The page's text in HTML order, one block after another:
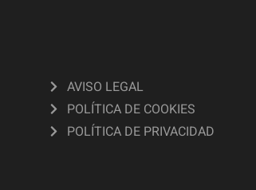
AVISO LEGAL
POLÍTICA DE COOKIES
POLÍTICA DE PRIVACIDAD